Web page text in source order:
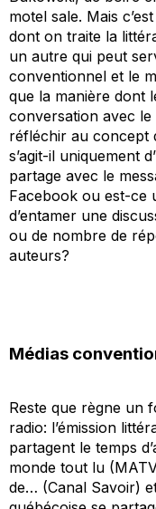
motel sale. Mais
dont on traite la
un autre qui peut
conventionnel et le
que la manière dont
conversation avec
réfléchir au concept
s’agit-il uniquement
partage avec le
Facebook ou est-ce
d’entamer une
ou de nombre de
auteurs?
Médias
Reste que règne un
radio: l’émission
partagent le temps
monde tout lu
de… (Canal Savoir)